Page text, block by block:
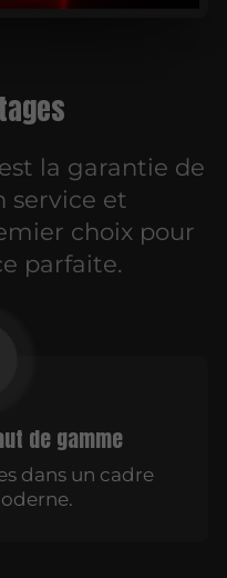
la garantie de
service et
choix pour
parfaite.
de gamme
dans un cadre